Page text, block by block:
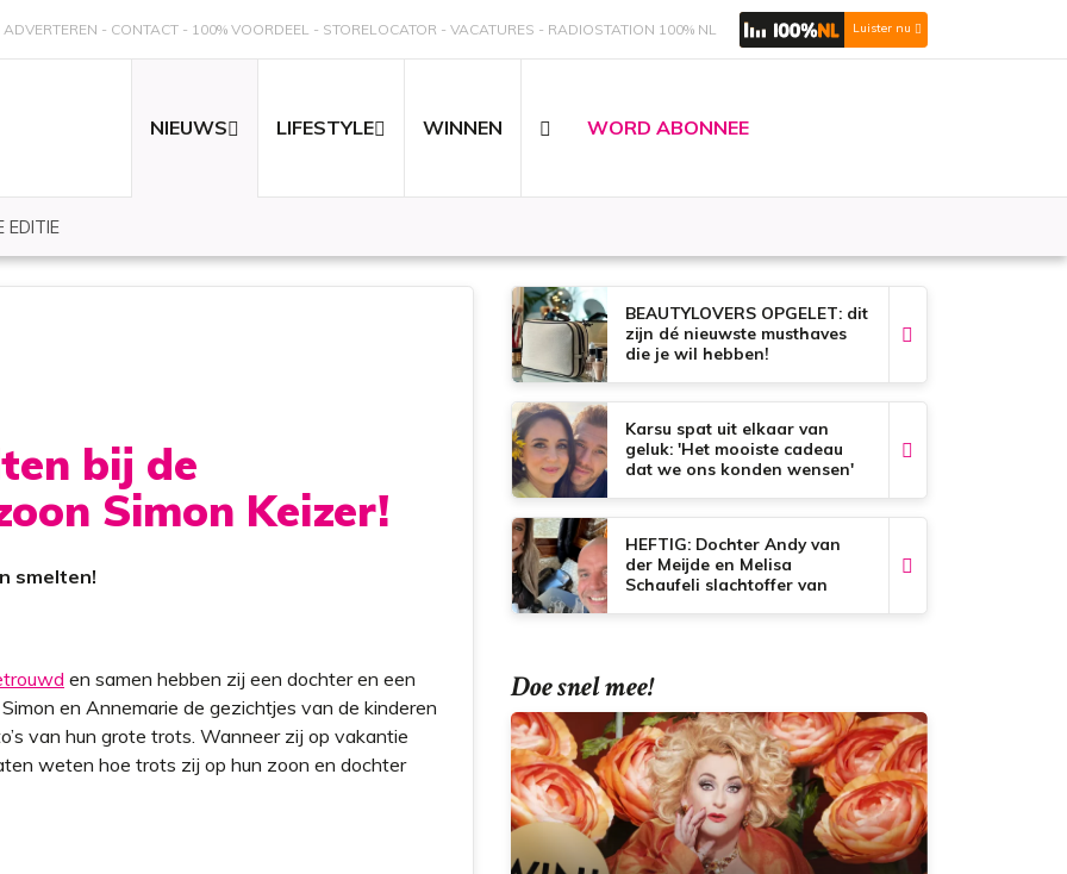
ADVERTEREN CONTACT 100% VOORDEEL STORELOCATOR VACATURES RADIOSTATION 100% NL Luister nu
NIEUWS
EDITIE
LIFESTYLE WINNEN WORD ABONNEE
bij de
Simon Keizer!
smelten!
en samen hebben zij een dochter en een
en Annemarie de gezichtjes van de kinderen
van hun grote trots. Wanneer zij op vakantie
weten hoe trots zij op hun zoon en dochter
BEAUTYLOVERS OPGELET: dit
zijn dé nieuwste musthaves
die je wil hebben!
Karsu spat uit elkaar van
geluk: 'Het mooiste cadeau
dat we ons konden wensen'
HEFTIG: Dochter Andy van
der Meijde en Melisa
Schaufeli slachtoffer van
Doe snel mee!